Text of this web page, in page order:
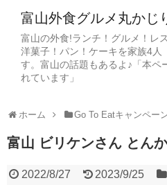
富山外食グルメ丸かじ
富山の外食!ランチ！グルメ！レ
洋菓子！パン！ケーキを家族4人
す。富山の話題もあるよ♪「本ペ
れています」
ホーム Go To Eatキャンペー
富山 ビリケンさん とん
2022/8/27 2023/9/25